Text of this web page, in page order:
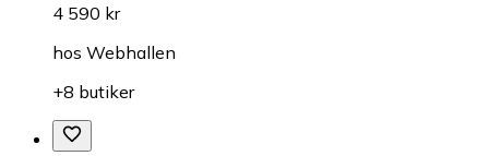
4 590 kr
hos Webhallen
+8 butiker